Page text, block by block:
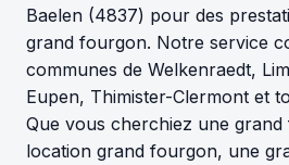
Baelen (4837) pour des
grand fourgon. Notre service
communes de Welkenraedt,
Eupen, Thimister-Clermont et
Que vous cherchiez une
location grand fourgon, une